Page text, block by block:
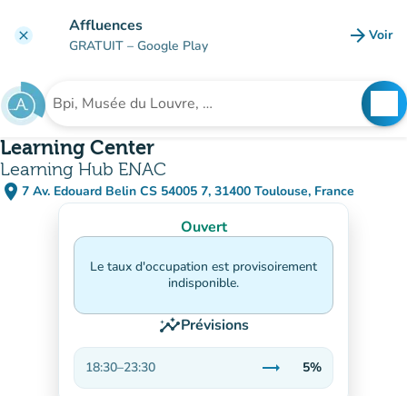
clear Affluences
GRATUIT – Google Play arrow_forward Voir
Rechercher un établissement
Learning Center
Learning Hub ENAC
place 7 Av. Edouard Belin CS 54005 7, 31400 Toulouse, France
(ouvrir dans Google Maps)
(nouvel onglet)
Ouvert
Le taux d'occupation est provisoirement
indisponible.
insightsPrévisions
18:30–23:30 trending_flat
Stable
5%